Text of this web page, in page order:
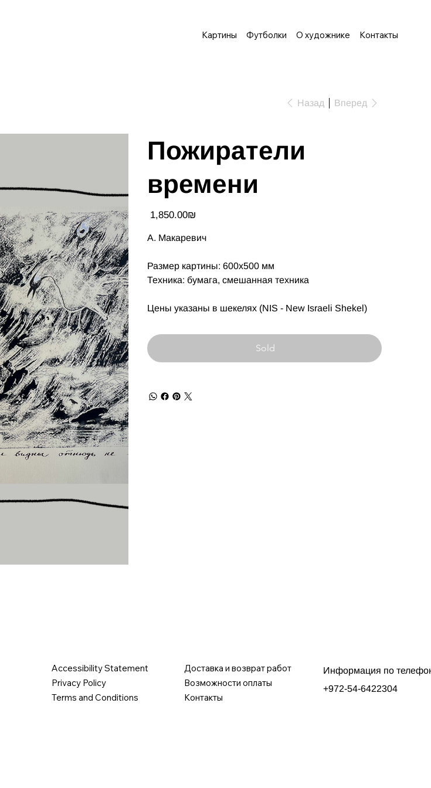
Картины Футболки О художнике Контакты
Назад Вперед
Пожиратели
времени
Цена ‏1,850.00 ‏₪
А. Макаревич
Размер картины: 600х500 мм
Техника: бумага, смешанная техника
Цены указаны в шекелях (NIS - New Israeli Shekel)
Sold
Accessibility Statement
Privacy Policy
Terms and Conditions
Доставка и возврат работ
Возможности оплаты
Контакты
Информация по
+972-54-6422304